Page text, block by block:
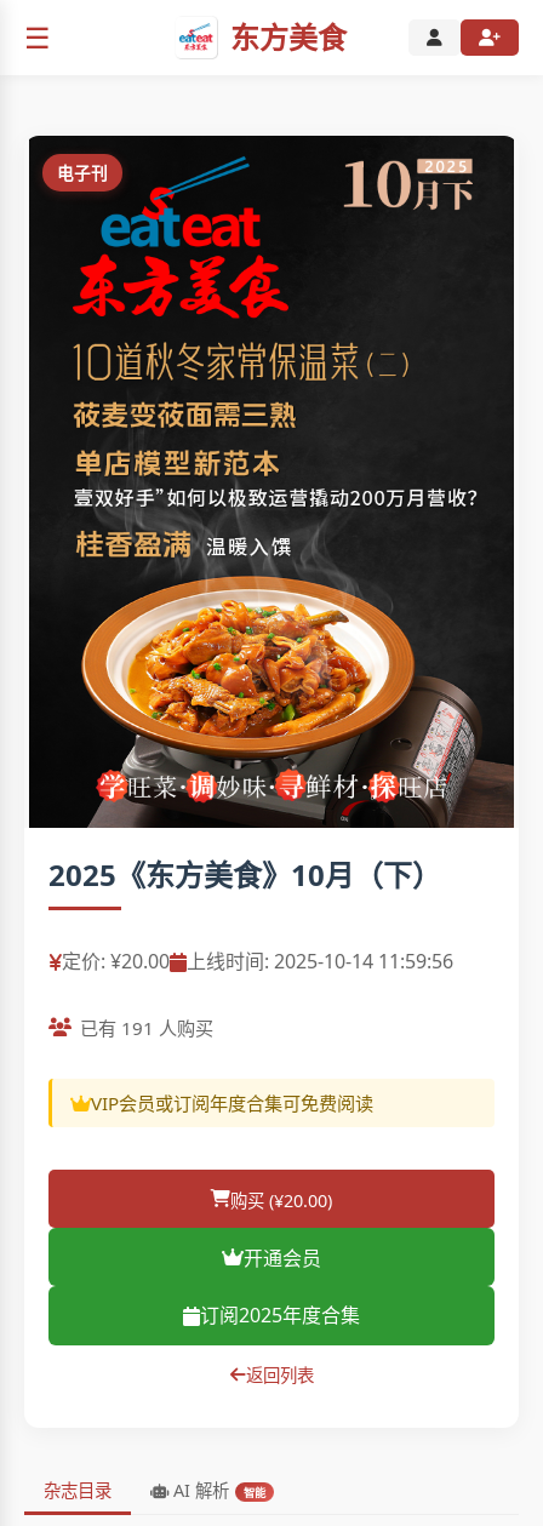
☰ 东方美食
电子刊
2025《东方美食》10月（下）
定价: ¥20.00 上线时间: 2025-10-14 11:59:56
已有 191 人购买
VIP会员或订阅年度合集可免费阅读
购买 (¥20.00)
开通会员
订阅2025年度合集
返回列表
杂志目录 AI 解析 智能